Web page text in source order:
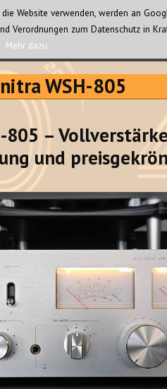
WSH-805
805 –
und
Website verwenden, werden an
Verordnungen zum Datenschutz in
Mehr dazu